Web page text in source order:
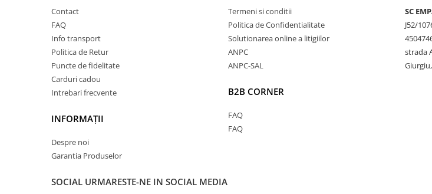
de delicată cu pielea, fiind ideal chiar și pentru pielea sensibilă. Materialul
moale și fin oferă o senzație plăcută la purtare, permițând pielii să respire și
asigurând un confort optim pe tot parcursul zilei.
Interiorul pufos adaugă un plus de căldură, transformându-l în alegerea
perfectă pentru sezonul rece.
Hainele din bumbac organic sunt mai rezistente și își păstrează forma și
Contact
FAQ
Info transport
Politica de Retur
Puncte de fidelitate
Carduri cadou
Intrebari frecvente
INFORMAȚII
Despre noi
Garantia Produselor
Termeni si conditii
Politica de Confidentialitate
Solutionarea online a litigiilor
ANPC
ANPC-SAL
B2B CORNER
FAQ
FAQ
SC
J52/
strada
SOCIAL URMARESTE-NE IN SOCIAL MEDIA